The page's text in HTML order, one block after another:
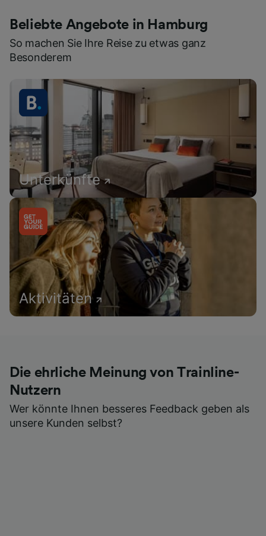
Beliebte Angebote in Hamburg
So machen Sie Ihre Reise zu etwas ganz
Besonderem
Unterkünfte
Aktivitäten
Die ehrliche Meinung von Trainline-
Nutzern
Wer könnte Ihnen besseres Feedback geben als
unsere Kunden selbst?